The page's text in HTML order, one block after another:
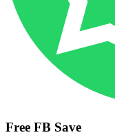
Free FB Save